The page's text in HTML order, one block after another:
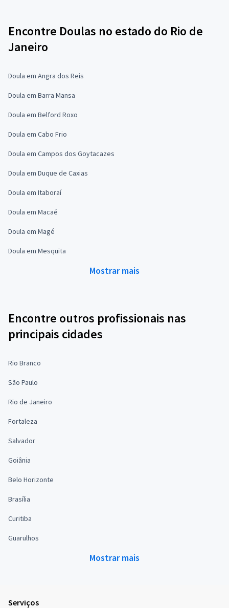
Encontre Doulas no estado do Rio de
Janeiro
Doula em Angra dos Reis
Doula em Barra Mansa
Doula em Belford Roxo
Doula em Cabo Frio
Doula em Campos dos Goytacazes
Doula em Duque de Caxias
Doula em Itaboraí
Doula em Macaé
Doula em Magé
Doula em Mesquita
Mostrar mais
Encontre outros profissionais nas
principais cidades
Rio Branco
São Paulo
Rio de Janeiro
Fortaleza
Salvador
Goiânia
Belo Horizonte
Brasília
Curitiba
Guarulhos
Mostrar mais
Serviços